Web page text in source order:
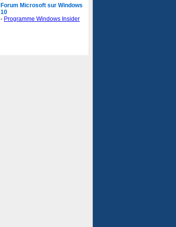
Forum Microsoft sur Windows
10
- Programme Windows Insider